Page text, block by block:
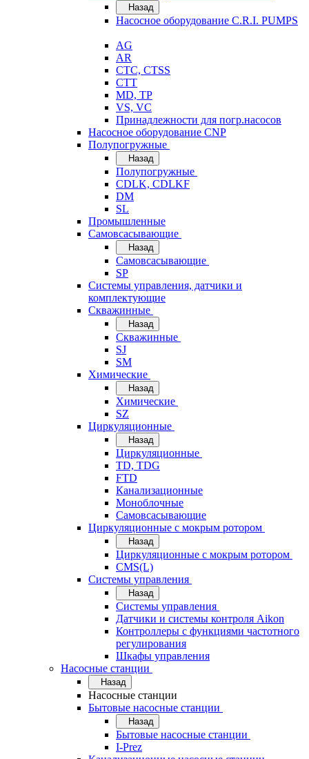
Назад
Насосное оборудование C.R.I. PUMPS
AG
AR
CTC, CTSS
CTT
MD, TP
VS, VC
Принадлежности для погр.насосов
Насосное оборудование CNP
Полупогружные
Назад
Полупогружные
CDLK, CDLKF
DM
SL
Промышленные
Самовсасывающие
Назад
Самовсасывающие
SP
Системы управления, датчики и
комплектующие
Скважинные
Назад
Скважинные
SJ
SM
Химические
Назад
Химические
SZ
Циркуляционные
Назад
Циркуляционные
TD, TDG
FTD
Канализационные
Моноблочные
Самовсасывающие
Циркуляционные с мокрым ротором
Назад
Циркуляционные с мокрым ротором
CMS(L)
Системы управления
Назад
Системы управления
Датчики и системы контроля Aikon
Контроллеры с функциями частотного
регулирования
Шкафы управления
Насосные станции
Назад
Насосные станции
Бытовые насосные станции
Назад
Бытовые насосные станции
I-Prez